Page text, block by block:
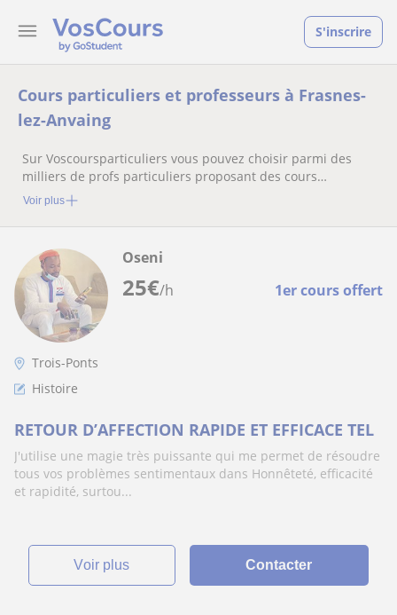
S'inscrire
Cours particuliers et professeurs à Frasnes-
lez-Anvaing
Sur Voscoursparticuliers vous pouvez choisir parmi des
milliers de profs particuliers proposant des cours
particuliers
Voir plus
25€/h 1er cours offert
Oseni
Trois-Ponts
Histoire
RETOUR D’AFFECTION RAPIDE ET EFFICACE TEL
J'utilise une magie très puissante qui me permet de résoudre
tous vos problèmes sentimentaux dans Honnêteté, efficacité
et rapidité, surtou...
voir plus Contacter